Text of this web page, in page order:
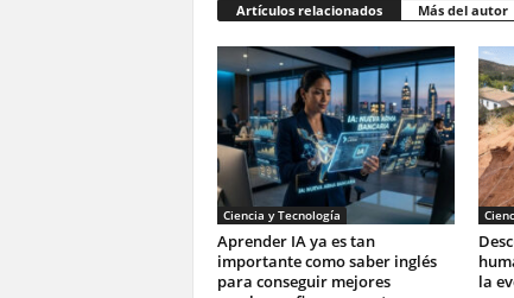
Artículos relacionados Más del autor
Ciencia y Tecnología
Aprender IA ya es tan
importante como saber inglés
para conseguir mejores
la